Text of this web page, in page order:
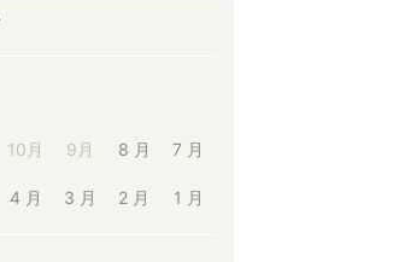
10月 9月 8 月 7 月
4 月 3 月 2 月 1 月